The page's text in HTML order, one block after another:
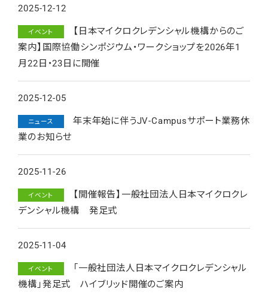
2025-12-12
イベント
【日本マイクロクレデンシャル機構からのご
案内】国際協働シンポジウム・ワークショップを2026年1
月22日・23日に開催
2025-12-05
ニュース
年末年始に伴うJV-Campusサポート業務休
業のお知らせ
2025-11-26
イベント
【開催報告】一般社団法人日本マイクロクレ
デンシャル機構 発足式
2025-11-04
イベント
「一般社団法人日本マイクロクレデンシャル
機構」発足式 ハイブリッド開催のご案内